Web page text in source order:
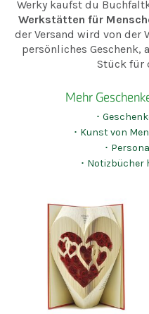
Werky kaufst du
Werkstätten für
der Versand wird von der
persönliches Geschenk,
Stück für
Mehr
･
･ Kunst von
･
･ Notizbücher